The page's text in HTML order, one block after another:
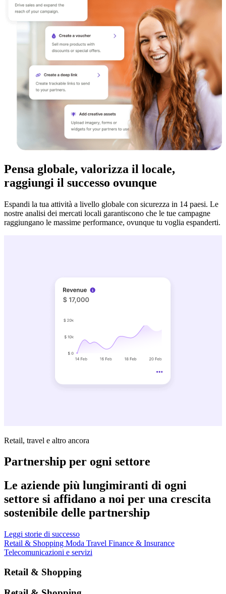
Pensa globale, valorizza il locale,
raggiungi il successo ovunque
Espandi la tua attività a livello globale con sicurezza in 14 paesi. Le
nostre analisi dei mercati locali garantiscono che le tue campagne
raggiungano le massime performance, ovunque tu voglia espanderti.
Retail, travel e altro ancora
Partnership per ogni settore
Le aziende più lungimiranti di ogni
settore si affidano a noi per una crescita
sostenibile delle partnership
Leggi storie di successo
Retail & Shopping Moda Travel Finance & Insurance
Telecomunicazioni e servizi
Retail & Shopping